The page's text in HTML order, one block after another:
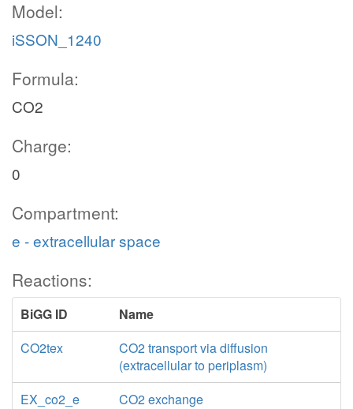
Model:
iSSON_1240
Formula:
CO2
Charge:
0
Compartment:
e - extracellular space
Reactions:
BiGG ID
Name
CO2tex
CO2 transport via diffusion
(extracellular to periplasm)
EX_co2_e
CO2 exchange